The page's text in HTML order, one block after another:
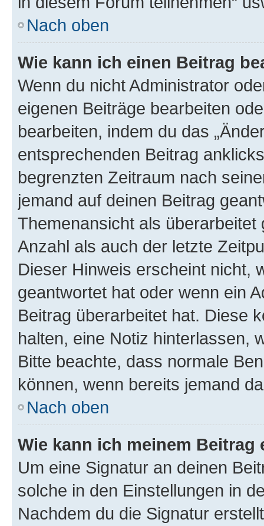
Nach oben
Wie kann ich einen Beitrag
Wenn du nicht Administrator
eigenen Beiträge bearbeiten
bearbeiten, indem du das
entsprechenden Beitrag
begrenzten Zeitraum nach
jemand auf deinen Beitrag
Themenansicht als
Anzahl als auch der letzte
Dieser Hinweis erscheint nicht,
geantwortet hat oder wenn ein
Beitrag überarbeitet hat. Diese
halten, eine Notiz hinterlassen,
Bitte beachte, dass normale
können, wenn bereits jemand
Nach oben
Wie kann ich meinem
Um eine Signatur an deinen
solche in den Einstellungen in
Nachdem du die Signatur